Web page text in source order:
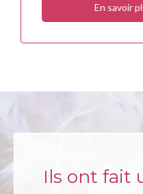
En savoir
Ils ont fait